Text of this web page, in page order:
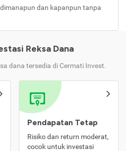
dan kapanpun tanpa
Reksa Dana
dana tersedia di Cermati Invest.
Pendapatan Tetap
Risiko dan return moderat,
cocok untuk investasi